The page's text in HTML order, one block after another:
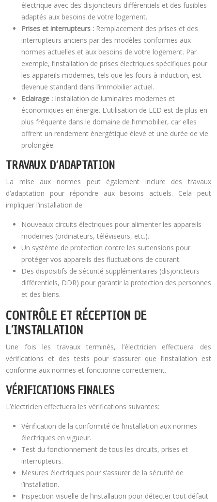
électrique avec des disjoncteurs différentiels et des fusibles
adaptés aux besoins de votre logement.
Prises et interrupteurs : Remplacement des prises et des
interrupteurs anciens par des modèles conformes aux
normes actuelles et aux besoins de votre logement. Par
exemple, l’installation de prises électriques spécifiques pour
les appareils modernes, tels que les fours à induction, est
devenue standard dans l’immobilier actuel.
Eclairage : Installation de luminaires modernes et
économiques en énergie. L’utilisation de LED est de plus en
plus fréquente dans le domaine de l’immobilier, car elles
offrent un rendement énergétique élevé et une durée de vie
prolongée.
TRAVAUX D’ADAPTATION
La mise aux normes peut également inclure des travaux
d’adaptation pour répondre aux besoins actuels. Cela peut
impliquer l’installation de:
Nouveaux circuits électriques pour alimenter les appareils
modernes (ordinateurs, téléviseurs, etc.).
Un système de protection contre les surtensions pour
protéger vos appareils des fluctuations de courant.
Des dispositifs de sécurité supplémentaires (disjoncteurs
différentiels, DDR) pour garantir la protection des personnes
et des biens.
CONTRÔLE ET RÉCEPTION DE
L’INSTALLATION
Une fois les travaux terminés, l’électricien effectuera des
vérifications et des tests pour s’assurer que l’installation est
conforme aux normes et fonctionne correctement.
VÉRIFICATIONS FINALES
L’électricien effectuera les vérifications suivantes:
Vérification de la conformité de l’installation aux normes
électriques en vigueur.
Test du fonctionnement de tous les circuits, prises et
interrupteurs.
Mesures électriques pour s’assurer de la sécurité de
l’installation.
Inspection visuelle de l’installation pour détecter tout défaut